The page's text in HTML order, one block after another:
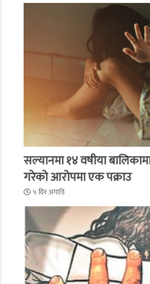
सल्यानमा १४ वषीया
गरेको आरोपमा एक पक्राउ
५ दिन अगाडि